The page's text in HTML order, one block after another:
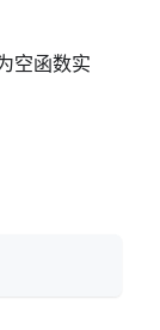
空函数实